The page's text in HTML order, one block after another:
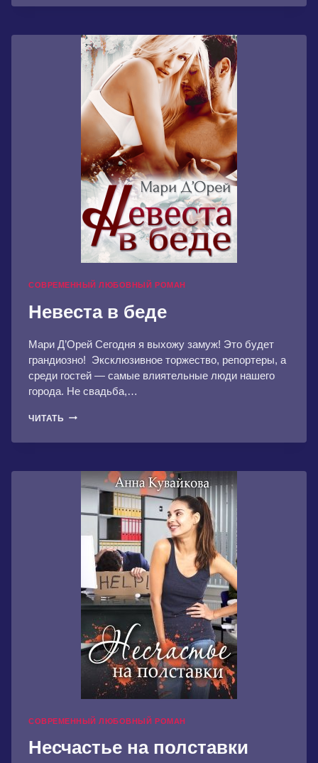
ЗВЕЗД
СОВРЕМЕННЫЙ ЛЮБОВНЫЙ РОМАН
Невеста в беде
Мари Д’Орей Сегодня я выхожу замуж! Это будет
грандиозно! Эксклюзивное торжество, репортеры, а
среди гостей — самые влиятельные люди нашего
города. Не свадьба,…
ЧИТАТЬ НЕВЕСТА
БЕДЕ
СОВРЕМЕННЫЙ ЛЮБОВНЫЙ РОМАН
Несчастье на полставки